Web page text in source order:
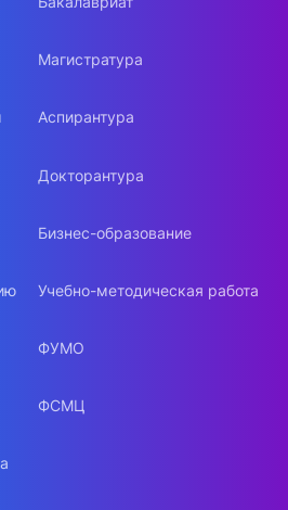
Магистратура
Аспирантура
Докторантура
Бизнес-образование
Учебно-методическая работа
ФУМО
ФСМЦ